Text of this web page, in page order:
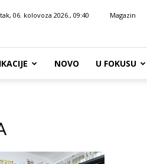
06. kolovoza 2026., 09:40 Magazin
NOVO U FOKUSU